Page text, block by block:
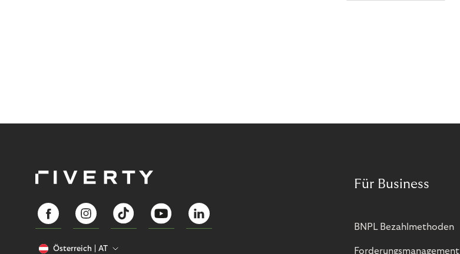
Österreich AT
Für Business
BNPL Bezahlmethoden
Forderungsmanagement